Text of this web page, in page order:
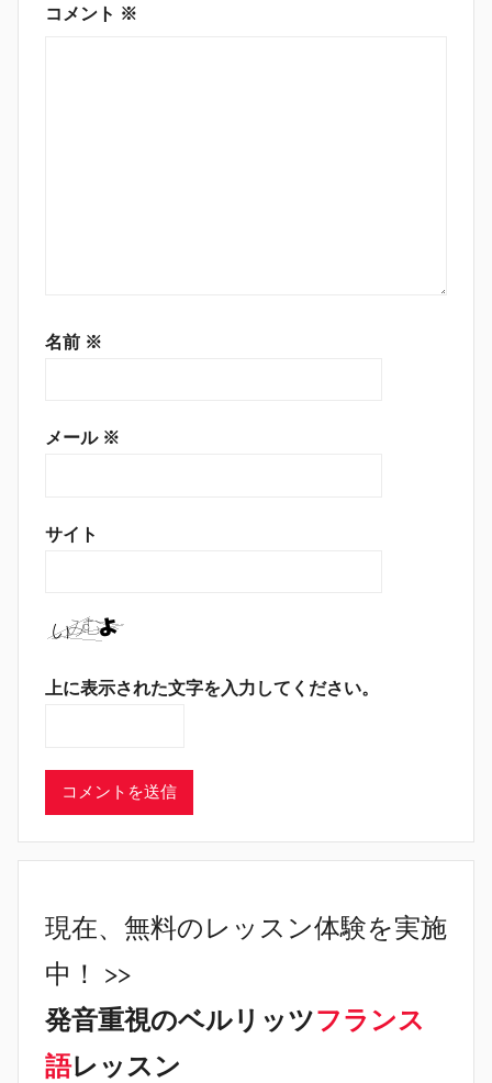
コメント ※
名前 ※
メール ※
サイト
上に表示された文字を入力してください。
現在、無料のレッスン体験を実施
中！ >>
発音重視のベルリッツフランス
語レッスン